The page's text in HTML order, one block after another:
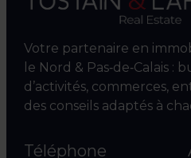
Votre partenaire en
le Nord & Pas‑de‑Calais :
d’activités, commerces,
des conseils adaptés à
Téléphone